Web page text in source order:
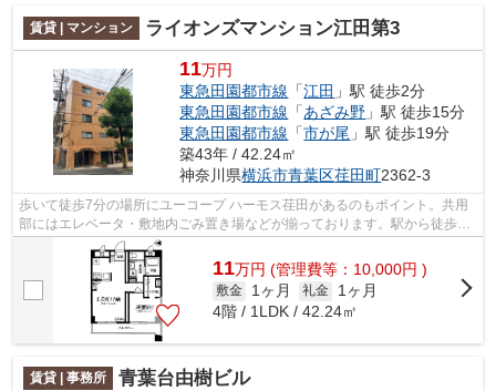
賃貸 | マンション ライオンズマンション江田第3
11万円
東急田園都市線 「江田 」駅 徒歩2分
東急田園都市線 「あざみ野 」駅 徒歩15分
東急田園都市線 「市が尾 」駅 徒歩19分
築43年 / 42.24㎡
神奈川県横浜市青葉区荏田町2362-3
歩いて徒歩7分の場所にユーコープ ハーモス荏田があるのもポイント。共用
部にはエレベータ・敷地内ごみ置き場などが揃っております。駅から徒歩2
分というアクセス良好な駅近物件はいか...
11万円 (管理費等：10,000円 )
敷金 1ヶ月 礼金
1ヶ月
4階 / 1LDK / 42.24㎡
賃貸 | 事務所 青葉台由樹ビル